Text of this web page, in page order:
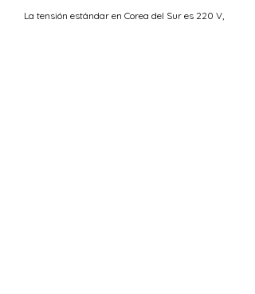
La tensión estándar en Corea del Sur es 220 V,